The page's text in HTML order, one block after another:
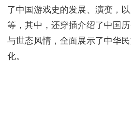
了中国游戏史的发展、演变，
等，其中，还穿插介绍了中国
与世态风情，全面展示了中华
化。